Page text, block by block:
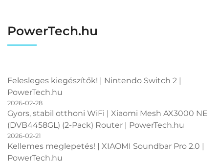
PowerTech.hu
Felesleges kiegészítők! | Nintendo Switch 2 |
PowerTech.hu
2026-02-28
Gyors, stabil otthoni WiFi | Xiaomi Mesh AX3000 NE
(DVB4458GL) (2-Pack) Router | PowerTech.hu
2026-02-21
Kellemes meglepetés! | XIAOMI Soundbar Pro 2.0 |
PowerTech.hu